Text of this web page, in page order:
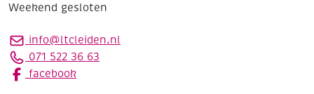
Weekend gesloten
info@ltcleiden.nl
071 522 36 63
facebook